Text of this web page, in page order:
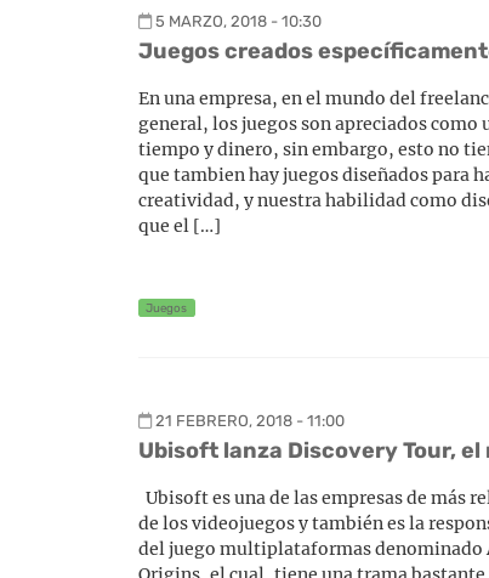
5 MARZO, 2018 - 10:30
Juegos creados
En una empresa, en el mundo del
general, los juegos son apreciados como
tiempo y dinero, sin embargo, esto no
que tambien hay juegos diseñados para
creatividad, y nuestra habilidad como
que el […]
Juegos
21 FEBRERO, 2018 - 11:00
Ubisoft lanza Discovery Tour, el
Ubisoft es una de las empresas de más
de los videojuegos y también es la
del juego multiplataformas denominado